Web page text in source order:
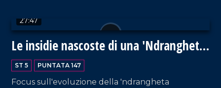
Base.
27:47
Le insidie nascoste di una 'Ndrangheta
in evoluzione
ST 5 PUNTATA 147
Focus sull'evoluzione della 'ndrangheta